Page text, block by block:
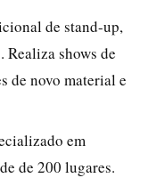
de stand-up,
Realiza shows de
de novo material e
em
de 200 lugares.